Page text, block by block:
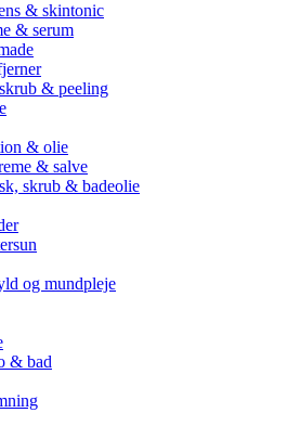
& skintonic
& serum
& peeling
& olie
& salve
skrub & badeolie
og mundpleje
& bad